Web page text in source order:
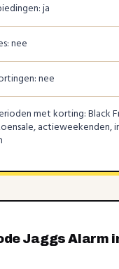
ja
nee
nee
met korting: Black
actieweekenden,
Jaggs Alarm